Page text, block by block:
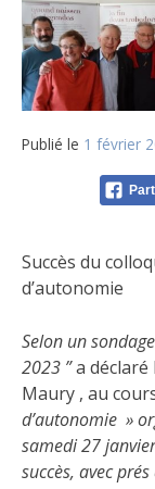
Publié le 1 février
Succès du
d’autonomie
Selon un
2023 ”a déclaré
Maury , au
d’autonomie »
samedi 27
succès, avec